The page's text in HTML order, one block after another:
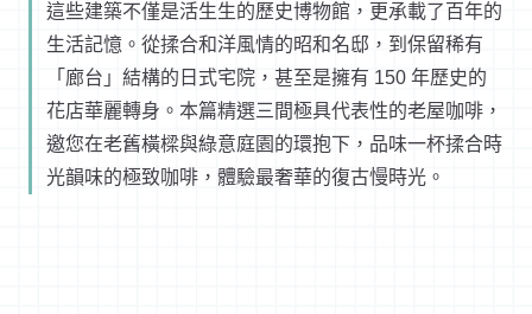
這些建築不僅是活生生的歷史博物館，更承載了百年的
生活記憶。從揉合和洋風情的昭和名邸，到保留稀有
「廊台」結構的日式宅院，甚至是擁有 150 年歷史的
花店華麗轉身。本篇精選三間極具代表性的老屋咖啡，
邀您在老舊橫樑與綠意庭園的環抱下，品味一杯揉合時
光韻味的極致咖啡，體驗最奢華的復古慢時光。